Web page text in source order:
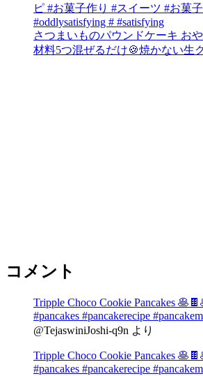
ピ #お菓子作り #スイーツ #お菓
#oddlysatisfying # #satisfying⁠
さつまいものパウンドケーキ お
材料5つ混ぜるだけ🍪焼かない生
コメント
Tripple Choco Cookie Pancakes
#pancakes #pancakerecipe
@TejaswiniJoshi-q9n より
Tripple Choco Cookie Pancakes
#pancakes #pancakerecipe